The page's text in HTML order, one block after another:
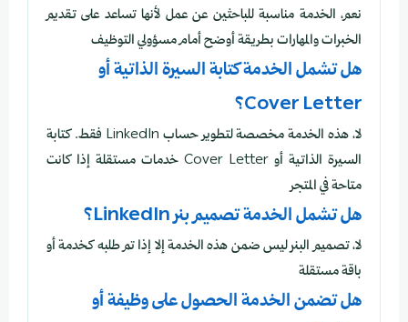
نعم، الخدمة مناسبة للباحثين عن عمل لأنها تساعد على تقديم
الخبرات والمهارات بطريقة أوضح أمام مسؤولي التوظيف
هل تشمل الخدمة كتابة السيرة الذاتية أو
Cover Letter؟
لا، هذه الخدمة مخصصة لتطوير حساب LinkedIn فقط. كتابة
السيرة الذاتية أو Cover Letter خدمات مستقلة إذا كانت
متاحة في المتجر
هل تشمل الخدمة تصميم بنر LinkedIn؟
لا، تصميم البنر ليس ضمن هذه الخدمة إلا إذا تم طلبه كخدمة أو
باقة مستقلة
هل تضمن الخدمة الحصول على وظيفة أو